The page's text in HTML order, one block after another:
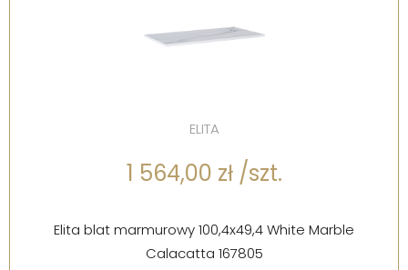
ELITA
1 564,00 zł /szt.
Elita blat marmurowy 100,4x49,4 White Marble
Calacatta 167805